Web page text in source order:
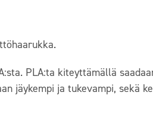
PLA:ta kiteyttämällä
jäykempi ja tukevampi, sekä